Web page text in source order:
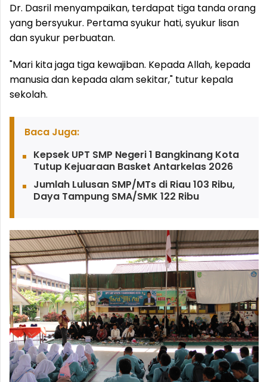
Dr. Dasril menyampaikan, terdapat tiga tanda orang
yang bersyukur. Pertama syukur hati, syukur lisan
dan syukur perbuatan.
"Mari kita jaga tiga kewajiban. Kepada Allah, kepada
manusia dan kepada alam sekitar," tutur kepala
sekolah.
Baca Juga:
Kepsek UPT SMP Negeri 1 Bangkinang Kota
Tutup Kejuaraan Basket Antarkelas 2026
Jumlah Lulusan SMP/MTs di Riau 103 Ribu,
Daya Tampung SMA/SMK 122 Ribu